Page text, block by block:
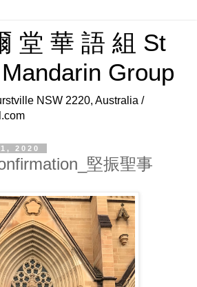
堂 華 語 組 St
Group
NSW 2220, Australia /
2020
堅振聖事